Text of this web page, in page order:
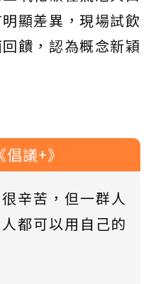
顯差異，現場試飲
饋，認為概念新穎
議+》
辛苦，但一群人
都可以用自己的